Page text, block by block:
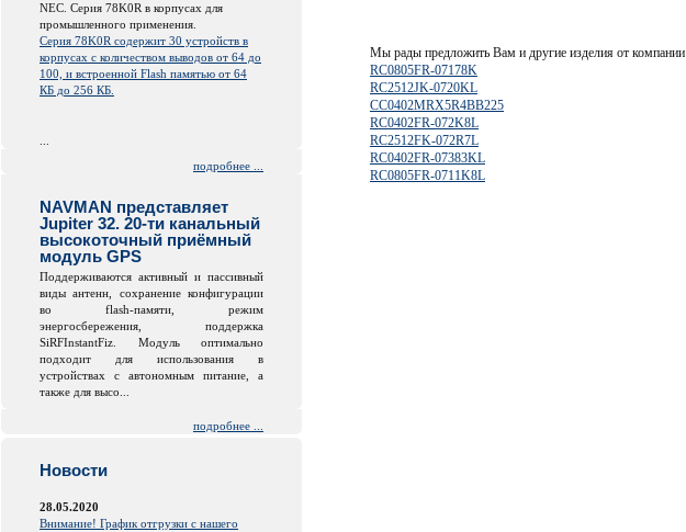
NEC. Серия 78K0R в корпусах для
промышленного применения.
Серия 78K0R содержит 30 устройств в
корпусах с количеством выводов от 64 до
100, и встроенной Flash памятью от 64
КБ до 256 КБ.
подробнее ...
NAVMAN представляет
Jupiter 32. 20-ти канальный
высокоточный приёмный
модуль GPS
Поддерживаются активный и пассивный
виды антенн, сохранение конфигурации
во flash-памяти, режим
энергосбережения, поддержка
SiRFInstantFiz. Модуль оптимально
подходит для использования в
устройствах с автономным питание, а
также для высо...
подробнее ...
Новости
28.05.2020
Внимание! График отгрузки с нашего
Мы рады предложить Вам и другие изделия от компании
RC0805FR-07178K
RC2512JK-0720KL
CC0402MRX5R4BB225
RC0402FR-072K8L
RC2512FK-072R7L
RC0402FR-07383KL
RC0805FR-0711K8L